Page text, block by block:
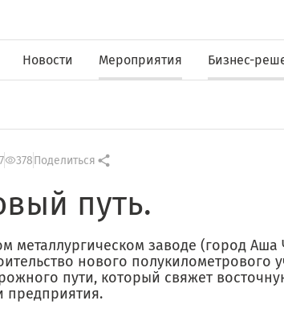
Новости Мероприятия Бизнес-
378Поделиться
путь.
металлургическом заводе (город Аша
нового полукилометрового
пути, который свяжет
предприятия.